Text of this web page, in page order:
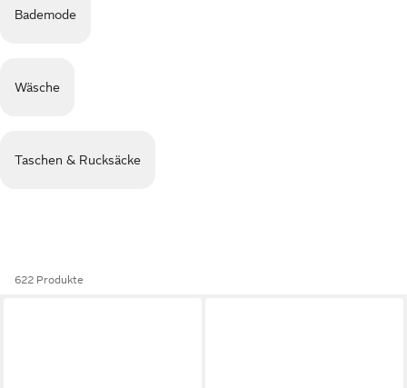
Bademode
Wäsche
Taschen & Rucksäcke
622 Produkte